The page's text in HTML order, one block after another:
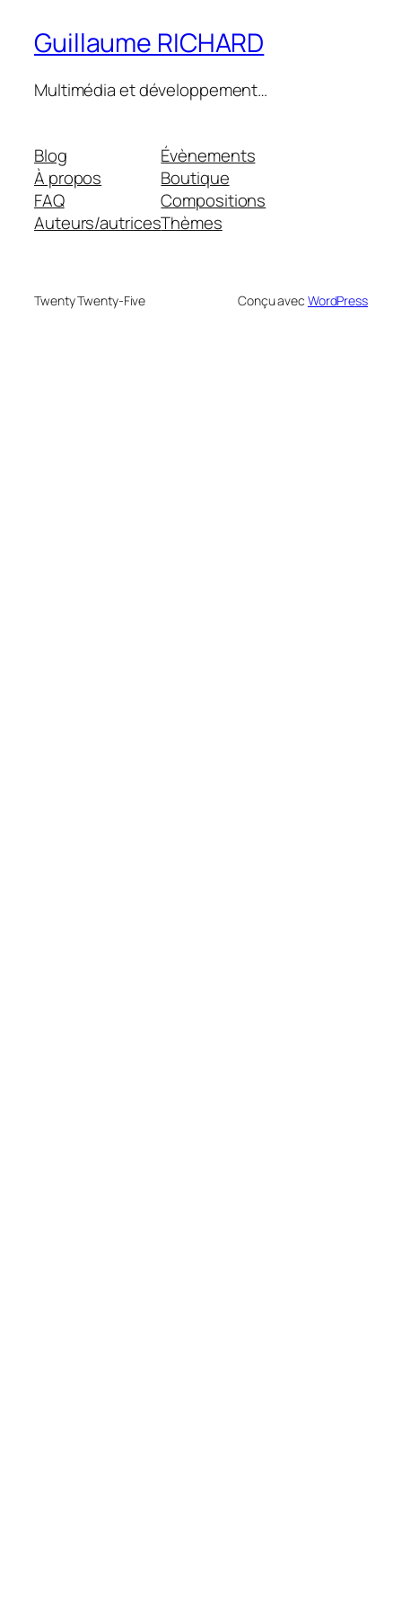
Guillaume RICHARD
Multimédia et développement…
Blog
À propos
FAQ
Auteurs/autrices
Évènements
Boutique
Compositions
Thèmes
Twenty Twenty-Five Conçu avec WordPress